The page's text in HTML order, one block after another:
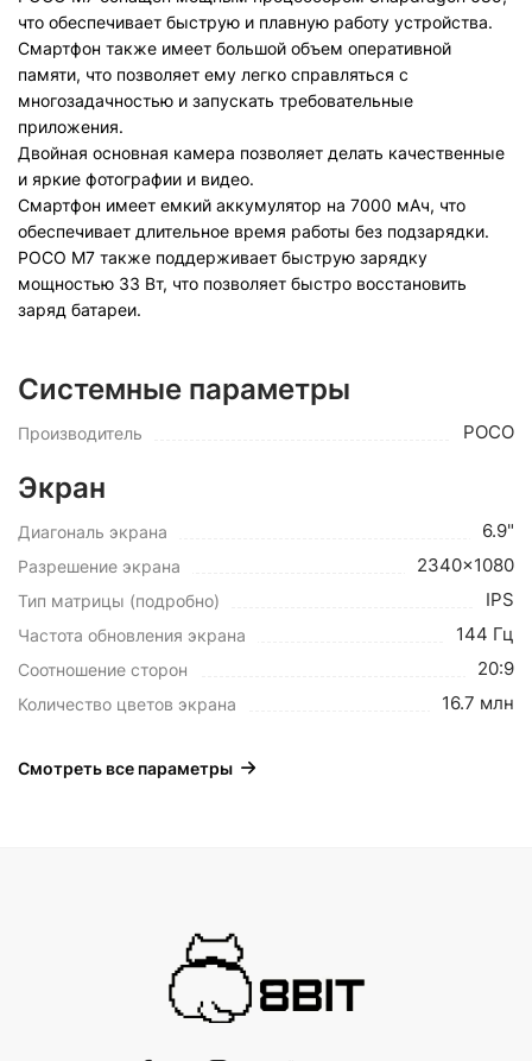
что обеспечивает быструю и плавную работу устройства.
Смартфон также имеет большой объем оперативной
памяти, что позволяет ему легко справляться с
многозадачностью и запускать требовательные
приложения.
Двойная основная камера позволяет делать качественные
и яркие фотографии и видео.
Смартфон имеет емкий аккумулятор на 7000 мАч, что
обеспечивает длительное время работы без подзарядки.
POCO M7 также поддерживает быструю зарядку
мощностью 33 Вт, что позволяет быстро восстановить
заряд батареи.
Системные параметры
Производитель POCO
Экран
Диагональ экрана 6.9"
Разрешение экрана 2340x1080
Тип матрицы (подробно) IPS
Частота обновления экрана 144 Гц
Соотношение сторон 20:9
Количество цветов экрана 16.7 млн
Смотреть все параметры